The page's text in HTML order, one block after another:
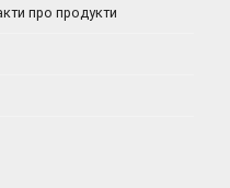
про продукти